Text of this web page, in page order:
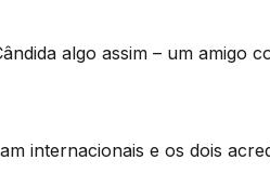
algo assim – um amigo
internacionais e os dois